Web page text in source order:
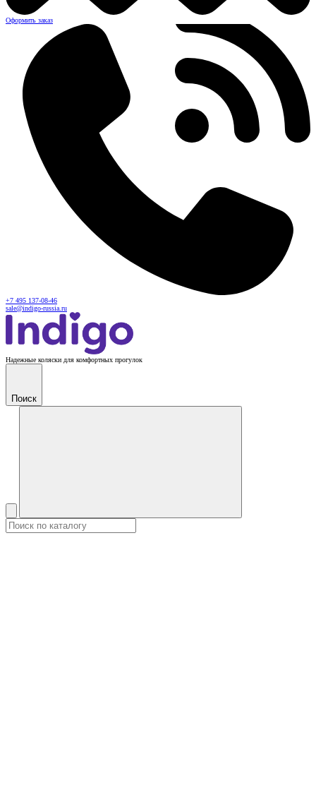
Оформить заказ
+7 495 137-08-46
sale@indigo-russia.ru
Надежные коляски для комфортных прогулок
Поиск